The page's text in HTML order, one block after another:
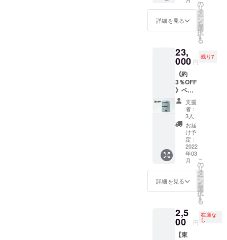
格
23,650
円（税
込・送
料無
実際の
色味は
ディス
プレイ
や写真
撮影環
境によ
り違っ
て見え
る場合
があり
ます。
詳細を見る
の
リ
タ
ー
ン
を
選
択
す
る
23,
000 円
残り7
《約
3％OFF
》ベビ
サポ
バッ
グ グ
レー1個
＋ お礼
の手紙
一般販
売価
格
23,650
円（税
込・送
料無
実際の
色味は
ディス
プレイ
支援
者：
3人
お届
け予
定：
2022
年03
月
詳細を見る
こ
の
リ
タ
ー
ン
を
選
択
す
る
2,5
00 円
在庫な
し
【東